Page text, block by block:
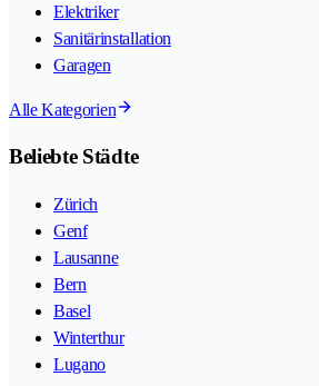
Elektriker
Sanitärinstallation
Garagen
Alle Kategorien
Beliebte Städte
Zürich
Genf
Lausanne
Bern
Basel
Winterthur
Lugano